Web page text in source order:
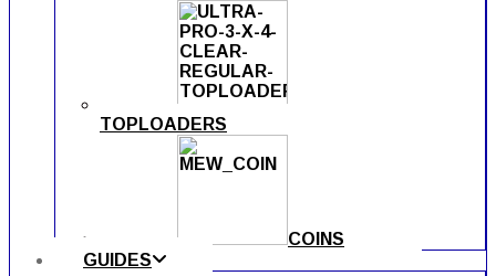
TOPLOADERS
COINS
GUIDES